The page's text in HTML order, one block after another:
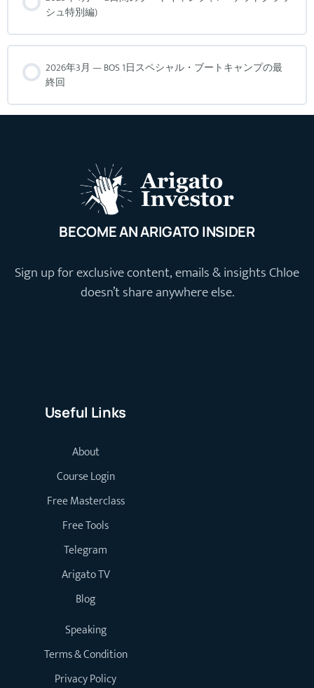
シュ特別編)
2026年3月 — BOS 1日スペシャル・ブートキャンプの最
終回
BECOME AN ARIGATO INSIDER
Sign up for exclusive content, emails & insights Chloe
doesn’t share anywhere else.
Useful Links
About
Course Login
Free Masterclass
Free Tools
Telegram
Arigato TV
Blog
Speaking
Terms & Condition
Privacy Policy